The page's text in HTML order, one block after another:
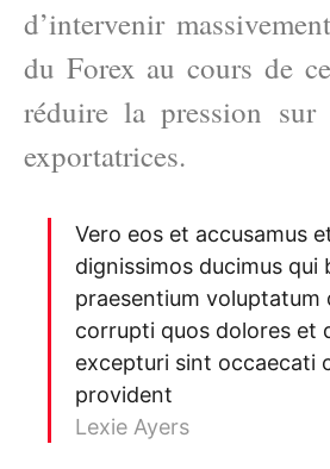
d’intervenir
du Forex au cours de
réduire la pression sur
exportatrices.
Vero eos et accusamus
dignissimos ducimus qui
praesentium voluptatum
corrupti quos dolores et
excepturi sint occaecati
provident
Lexie Ayers